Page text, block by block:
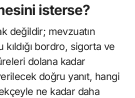
isterse?
değildir; mevzuatın
kıldığı bordro, sigorta ve
dolana kadar
doğru yanıt, hangi
ne kadar daha